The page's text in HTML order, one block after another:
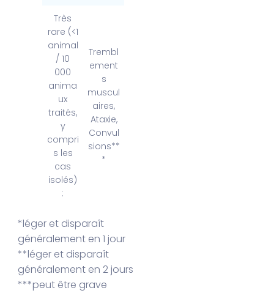
Très
rare (<1
animal
/ 10
000
anima
ux
traités,
y
compri
s les
cas
isolés)
:
Trembl
ement
s
muscul
aires,
Ataxie,
Convul
sions**
*
*léger et disparaît
généralement en 1 jour
**léger et disparaît
généralement en 2 jours
***peut être grave